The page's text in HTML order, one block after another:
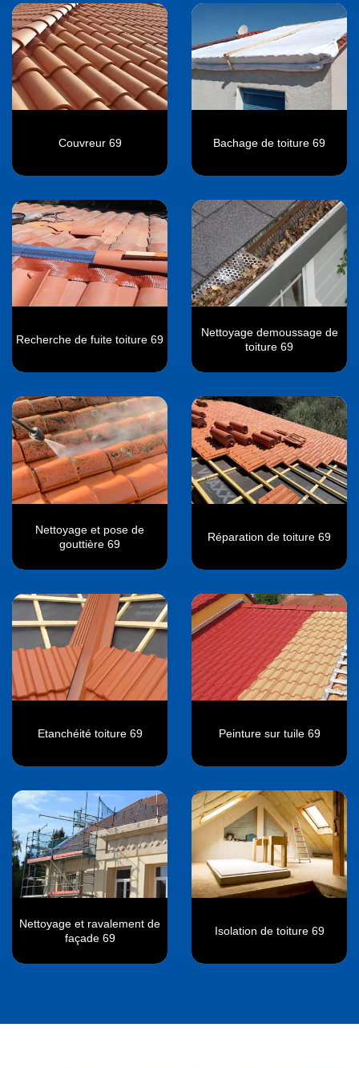
Couvreur 69 Bachage de toiture 69
Recherche de fuite toiture 69
Nettoyage demoussage de
toiture 69
Nettoyage et pose de
gouttière 69
Réparation de toiture 69
Etanchéité toiture 69 Peinture sur tuile 69
Nettoyage et ravalement de
façade 69
Isolation de toiture 69